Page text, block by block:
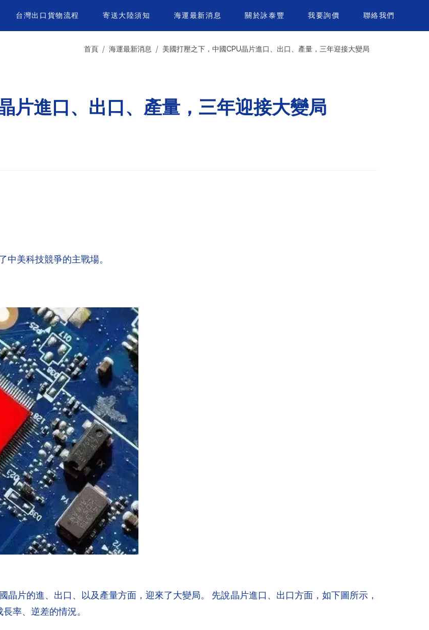
台灣出口貨物流程 寄送大陸須知 海運最新消息 關於詠泰豐 我要詢價 聯絡我們
首頁 海運最新消息 美國打壓之下，中國CPU晶片進口、出口、產量，三年迎接大變局
片進口、出口、產量，三年迎接大變局
美科技競爭的主戰場。
片的進、出口、以及產量方面，迎來了大變局。 先說晶片進口、出口方面，如下圖所示，
率、逆差的情況。